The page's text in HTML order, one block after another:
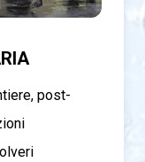
post-